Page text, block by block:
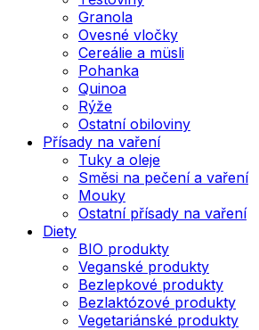
Granola
Ovesné vločky
Cereálie a müsli
Pohanka
Quinoa
Rýže
Ostatní obiloviny
Přísady na vaření
Tuky a oleje
Směsi na pečení a vaření
Mouky
Ostatní přísady na vaření
Diety
BIO produkty
Veganské produkty
Bezlepkové produkty
Bezlaktózové produkty
Vegetariánské produkty